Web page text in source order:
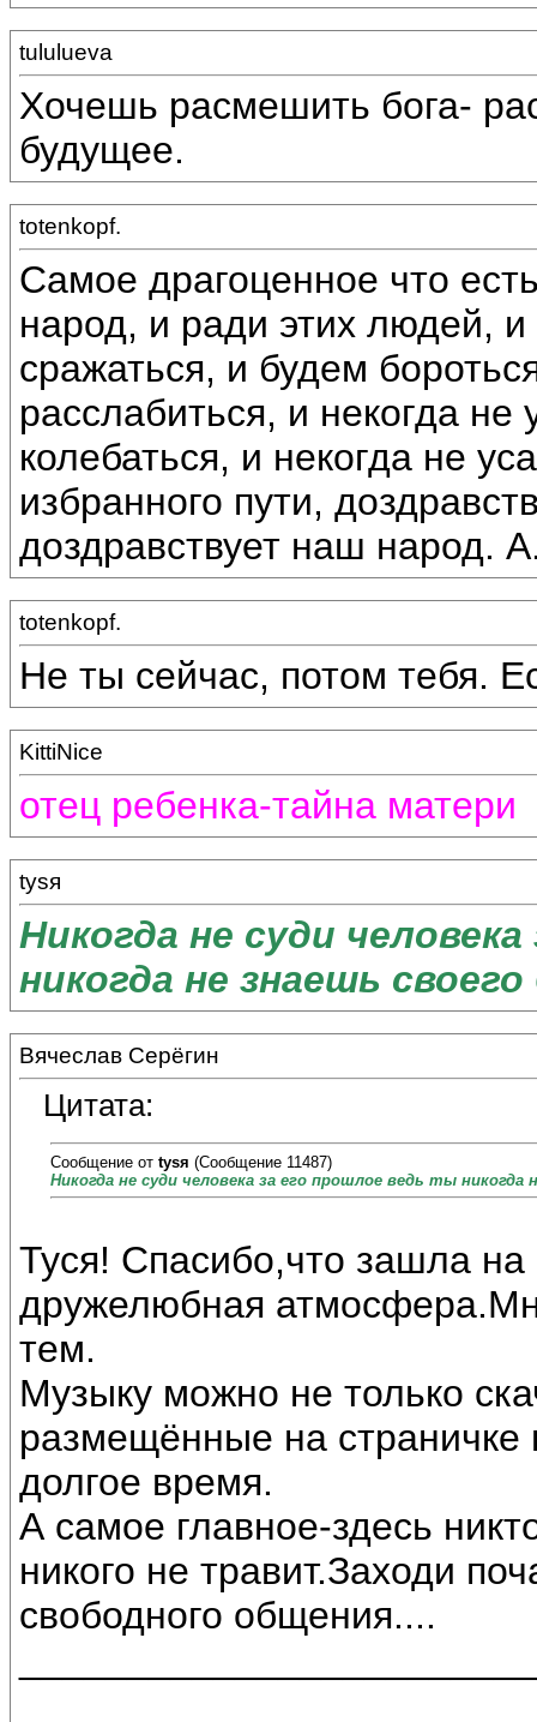
tululueva
Хочешь расмешить бога-
будущее.
totenkopf.
Самое драгоценное что
народ, и ради этих людей,
сражаться, и будем
расслабиться, и некогда
колебаться, и некогда не
избранного пути,
доздравствует наш народ.
totenkopf.
Не ты сейчас, потом тебя.
KittiNice
отец ребенка-тайна матери
tysя
Никогда не суди
никогда не знаешь
Вячеслав Серёгин
Цитата:
Сообщение от tysя (Сообщение 11487)
Никогда не суди человека за его прошлое ведь ты никогда
Туся! Спасибо,что зашла
дружелюбная
тем.
Музыку можно не только
размещённые на страничке
долгое время.
А самое главное-здесь
никого не травит.Заходи
свободного общения....